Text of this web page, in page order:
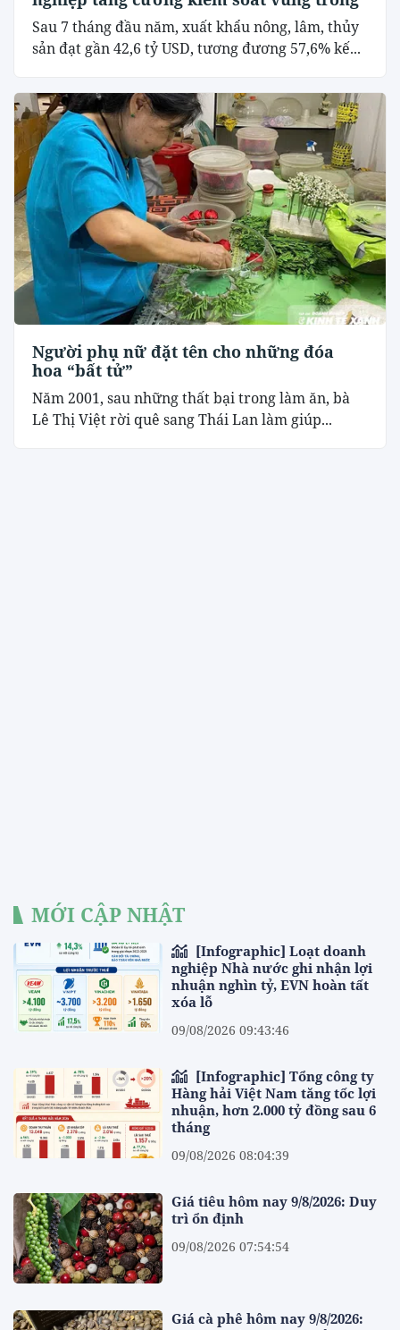
Sau 7 tháng đầu năm, xuất khẩu nông, lâm, thủy
sản đạt gần 42,6 tỷ USD, tương đương 57,6% kế...
Người phụ nữ đặt tên cho những đóa
hoa “bất tử”
Năm 2001, sau những thất bại trong làm ăn, bà
Lê Thị Việt rời quê sang Thái Lan làm giúp...
MỚI CẬP NHẬT
nghiệp Nhà nước ghi nhận lợi
nhuận nghìn tỷ, EVN hoàn tất
xóa lỗ
09/08/2026 09:43:46
Hàng hải Việt Nam tăng tốc lợi
nhuận, hơn 2.000 tỷ đồng sau 6
tháng
09/08/2026 08:04:39
Giá tiêu hôm nay 9/8/2026: Duy
trì ổn định
09/08/2026 07:54:54
Giá cà phê hôm nay 9/8/2026: